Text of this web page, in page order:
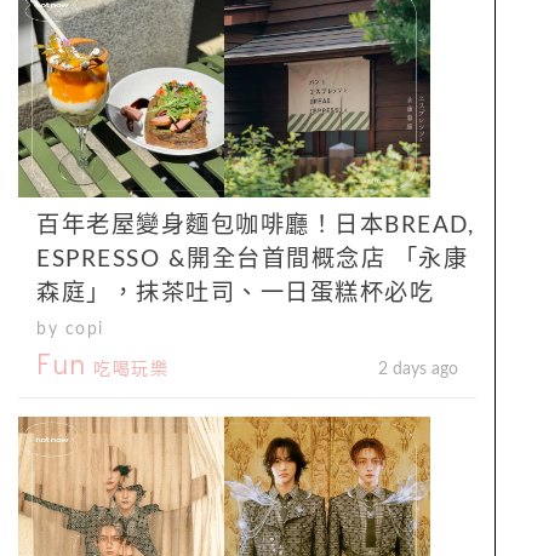
百年老屋變身麵包咖啡廳！日本BREAD,
ESPRESSO &開全台首間概念店 「永康
森庭」，抹茶吐司、一日蛋糕杯必吃
by copi
Fun 吃喝玩樂 2 days ago